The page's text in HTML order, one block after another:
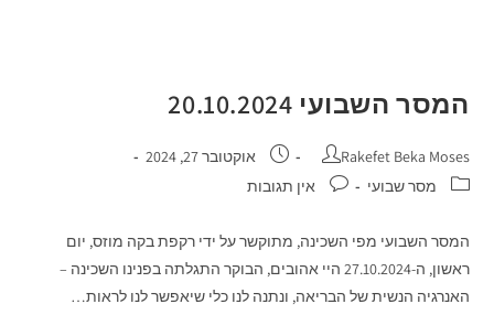
המסר השבועי 20.10.2024
Rakefet Beka Moses
אוקטובר 27, 2024
מסר שבועי
אין תגובות
המסר השבועי מפי השכינה, מתוקשר על ידי רקפת בקה מוזס, יום
ראשון, ה-27.10.2024 היי אהובים, הבוקר התגלתה בפנינו השכינה –
האנרגיה הנשית של הבריאה, ונתנה לנו כלי שיאפשר לנו לראות…